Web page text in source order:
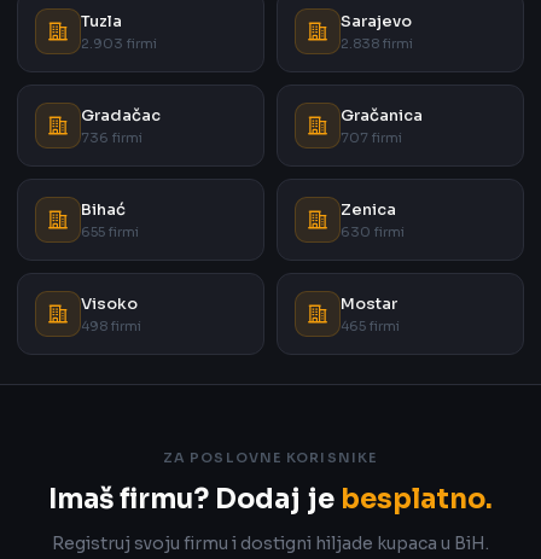
Tuzla
2.903 firmi
Sarajevo
2.838 firmi
Gradačac
736 firmi
Gračanica
707 firmi
Bihać
655 firmi
Zenica
630 firmi
Visoko
498 firmi
Mostar
465 firmi
ZA POSLOVNE KORISNIKE
Imaš firmu? Dodaj je besplatno.
Registruj svoju firmu i dostigni hiljade kupaca u BiH.